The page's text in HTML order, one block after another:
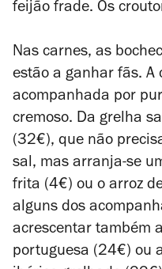
feijão frade. Os
Nas carnes, as
estão a ganhar fãs. A
acompanhada por
cremoso. Da grelha
(32€), que não
sal, mas arranja-se
frita (4€) ou o arroz
alguns dos
acrescentar também
portuguesa (24€) ou